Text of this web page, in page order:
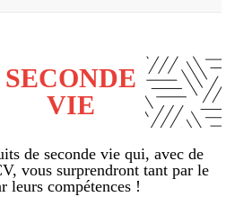
SECONDE
VIE
de seconde vie qui, avec de
vous surprendront tant par le
leurs compétences !